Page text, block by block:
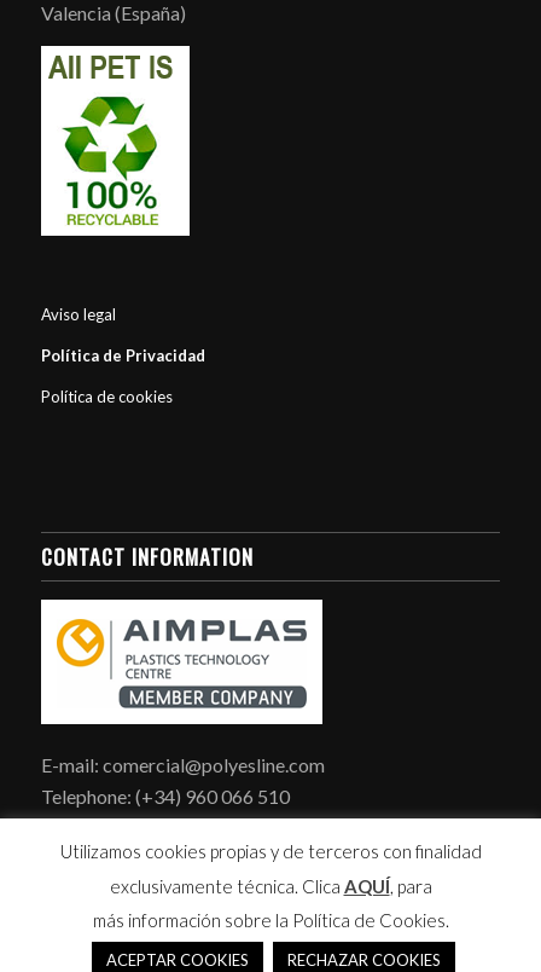
Valencia (España)
Aviso legal
Política de Privacidad
Política de cookies
CONTACT INFORMATION
E-mail: comercial@polyesline.com
Telephone: (+34) 960 066 510
Polyesline S.L. -powered by Enfold WordPress Theme
Utilizamos cookies propias y de terceros con finalidad
exclusivamente técnica. Clica AQUÍ, para
más información sobre la Política de Cookies.
ACEPTAR COOKIES RECHAZAR COOKIES